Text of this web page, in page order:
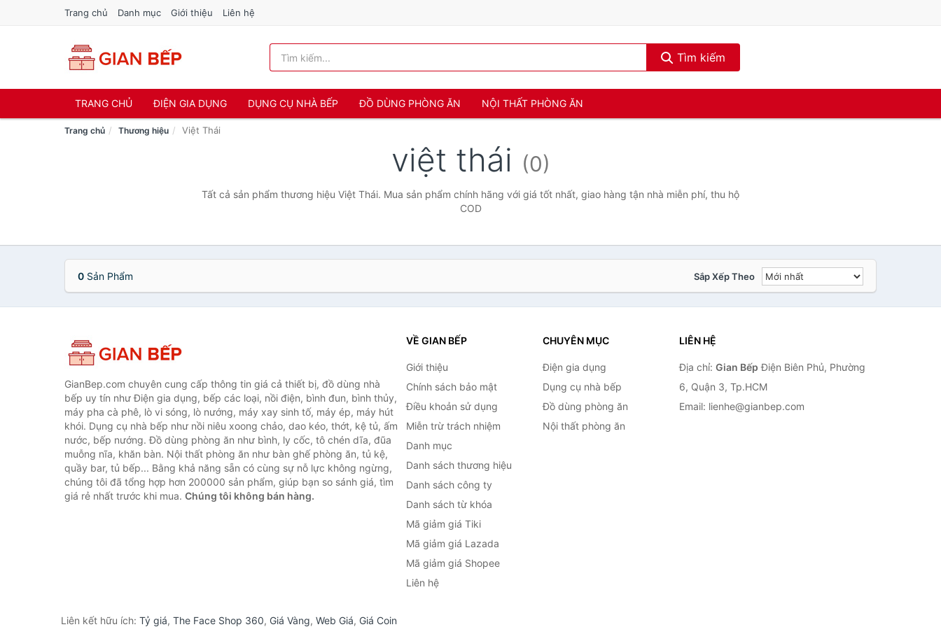
Trang chủ Danh mục Giới thiệu Liên hệ
Tìm kiếm
TRANG CHỦ ĐIỆN GIA DỤNG DỤNG CỤ NHÀ BẾP ĐỒ DÙNG PHÒNG ĂN NỘI THẤT PHÒNG ĂN
Trang chủ Thương hiệu Việt Thái
việt thái (0)
Tất cả sản phẩm thương hiệu Việt Thái. Mua sản phẩm chính hãng với giá tốt nhất, giao hàng tận nhà miễn phí, thu hộ
COD
0 Sản Phẩm Sắp Xếp Theo
GianBep.com chuyên cung cấp thông tin giá cả thiết bị, đồ dùng nhà
bếp uy tín như Điện gia dụng, bếp các loại, nồi điện, bình đun, bình thủy,
máy pha cà phê, lò vi sóng, lò nướng, máy xay sinh tố, máy ép, máy hút
khói. Dụng cụ nhà bếp như nồi niêu xoong chảo, dao kéo, thớt, kệ tủ, ấm
nước, bếp nướng. Đồ dùng phòng ăn như bình, ly cốc, tô chén dĩa, đũa
muỗng nĩa, khăn bàn. Nội thất phòng ăn như bàn ghế phòng ăn, tủ kệ,
quầy bar, tủ bếp... Bằng khả năng sẵn có cùng sự nỗ lực không ngừng,
chúng tôi đã tổng hợp hơn 200000 sản phẩm, giúp bạn so sánh giá, tìm
giá rẻ nhất trước khi mua. Chúng tôi không bán hàng.
VỀ GIAN BẾP
Giới thiệu
Chính sách bảo mật
Điều khoản sử dụng
Miễn trừ trách nhiệm
Danh mục
Danh sách thương hiệu
Danh sách công ty
Danh sách từ khóa
Mã giảm giá Tiki
Mã giảm giá Lazada
Mã giảm giá Shopee
Liên hệ
CHUYÊN MỤC
Điện gia dụng
Dụng cụ nhà bếp
Đồ dùng phòng ăn
Nội thất phòng ăn
LIÊN HỆ
Địa chỉ: Gian Bếp Điện Biên Phủ, Phường
6, Quận 3, Tp.HCM
Email: lienhe@gianbep.com
Liên kết hữu ích: Tỷ giá, The Face Shop 360, Giá Vàng, Web Giá, Giá Coin